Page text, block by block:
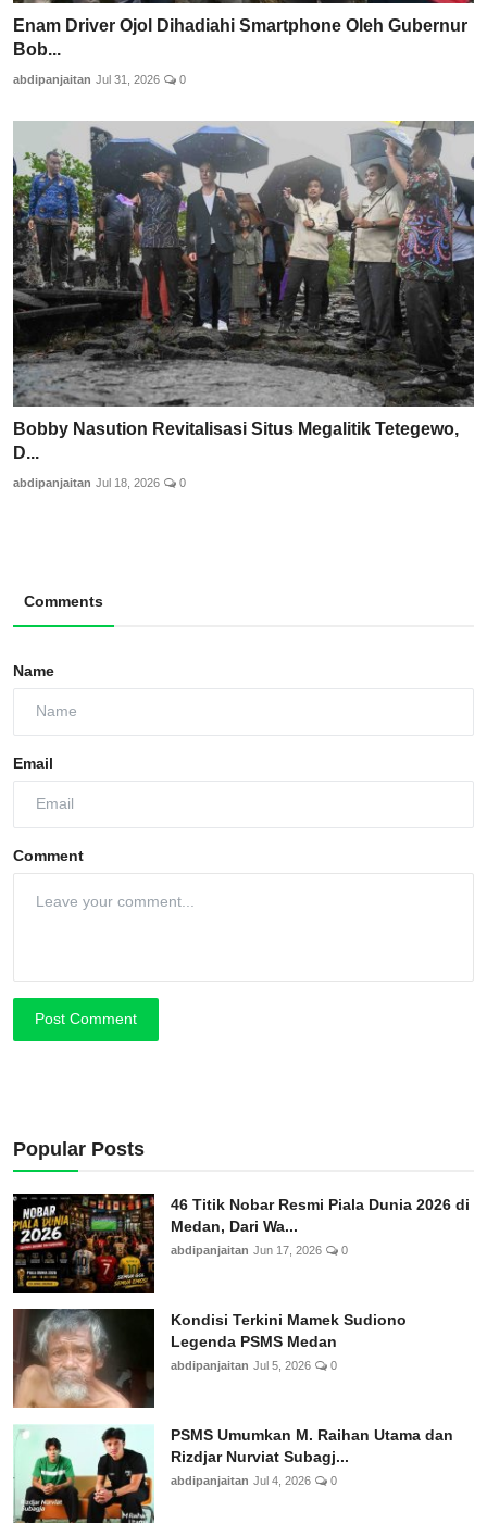
Enam Driver Ojol Dihadiahi Smartphone Oleh Gubernur
Bob...
abdipanjaitan Jul 31, 2026 0
Bobby Nasution Revitalisasi Situs Megalitik Tetegewo,
D...
abdipanjaitan Jul 18, 2026 0
Comments
Name
Email
Comment
Post Comment
Popular Posts
46 Titik Nobar Resmi Piala Dunia 2026 di
Medan, Dari Wa...
abdipanjaitan Jun 17, 2026 0
Kondisi Terkini Mamek Sudiono
Legenda PSMS Medan
abdipanjaitan Jul 5, 2026 0
PSMS Umumkan M. Raihan Utama dan
Rizdjar Nurviat Subagj...
abdipanjaitan Jul 4, 2026 0